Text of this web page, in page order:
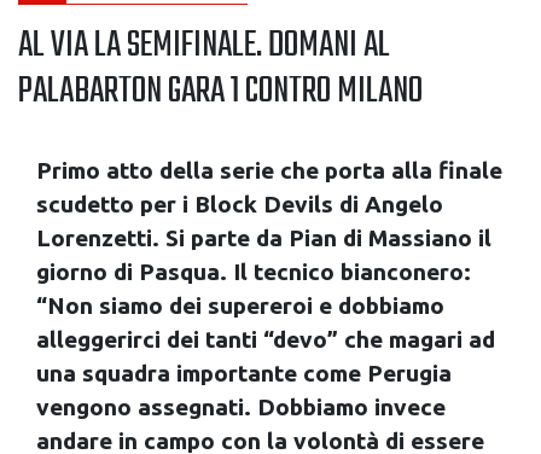
AL VIA LA SEMIFINALE. DOMANI AL
PALABARTON GARA 1 CONTRO MILANO
Primo atto della serie che porta alla finale
scudetto per i Block Devils di Angelo
Lorenzetti. Si parte da Pian di Massiano il
giorno di Pasqua. Il tecnico bianconero:
“Non siamo dei supereroi e dobbiamo
alleggerirci dei tanti “devo” che magari ad
una squadra importante come Perugia
vengono assegnati. Dobbiamo invece
andare in campo con la volontà di essere